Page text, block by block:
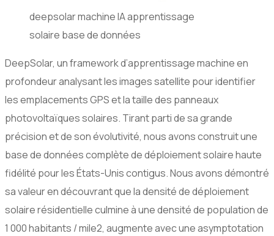
deepsolar machine IA apprentissage
solaire base de données
DeepSolar, un framework d’apprentissage machine en
profondeur analysant les images satellite pour identifier
les emplacements GPS et la taille des panneaux
photovoltaïques solaires. Tirant parti de sa grande
précision et de son évolutivité, nous avons construit une
base de données complète de déploiement solaire haute
fidélité pour les États-Unis contigus. Nous avons démontré
sa valeur en découvrant que la densité de déploiement
solaire résidentielle culmine à une densité de population de
1 000 habitants / mile2, augmente avec une asymptotation